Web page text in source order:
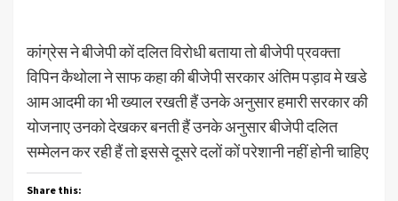
कांग्रेस ने बीजेपी कों दलित विरोधी बताया तो बीजेपी प्रवक्ता
विपिन कैथोला ने साफ कहा की बीजेपी सरकार अंतिम पड़ाव मे खडे
आम आदमी का भी ख्याल रखती हैं उनके अनुसार हमारी सरकार की
योजनाए उनको देखकर बनती हैं उनके अनुसार बीजेपी दलित
सम्मेलन कर रही हैं तो इससे दूसरे दलों कों परेशानी नहीं होनी चाहिए
Share this: